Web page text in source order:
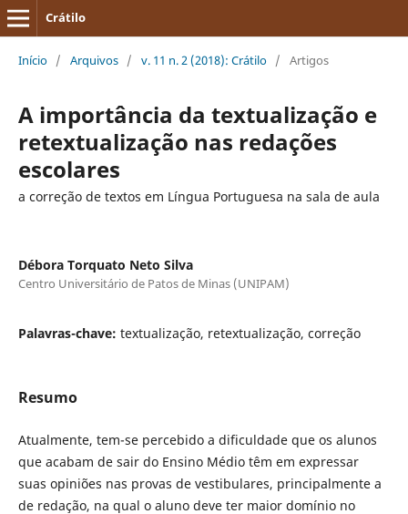
Crátilo
Início / Arquivos / v. 11 n. 2 (2018): Crátilo / Artigos
A importância da textualização e
retextualização nas redações
escolares
a correção de textos em Língua Portuguesa na sala de aula
Débora Torquato Neto Silva
Centro Universitário de Patos de Minas (UNIPAM)
Palavras-chave: textualização, retextualização, correção
Resumo
Atualmente, tem-se percebido a dificuldade que os alunos
que acabam de sair do Ensino Médio têm em expressar
suas opiniões nas provas de vestibulares, principalmente a
de redação, na qual o aluno deve ter maior domínio no